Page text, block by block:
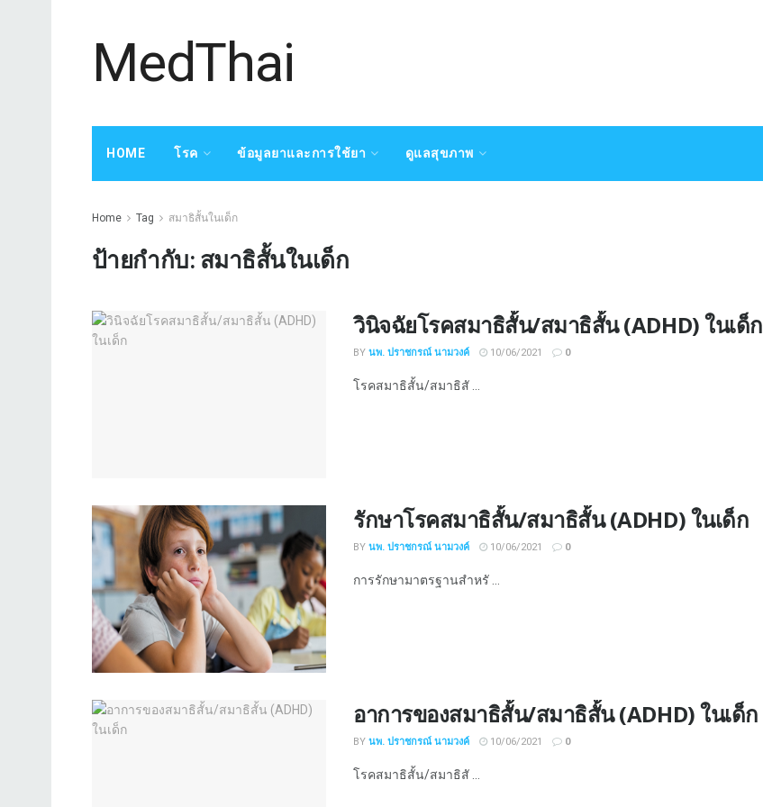
MedThai
HOME โรค ข้อมูลยาและการใช้ยา ดูแลสุขภาพ
Home Tag สมาธิสั้นในเด็ก
ป้ายกำกับ: สมาธิสั้นในเด็ก
วินิจฉัยโรคสมาธิสั้น/สมาธิสั้น (ADHD) ในเด็ก
BY นพ. ปราชกรณ์ นามวงค์ 10/06/2021 0
โรคสมาธิสั้น/สมาธิสั ...
รักษาโรคสมาธิสั้น/สมาธิสั้น (ADHD) ในเด็ก
BY นพ. ปราชกรณ์ นามวงค์ 10/06/2021 0
การรักษามาตรฐานสำหรั ...
อาการของสมาธิสั้น/สมาธิสั้น (ADHD) ในเด็ก
BY นพ. ปราชกรณ์ นามวงค์ 10/06/2021 0
โรคสมาธิสั้น/สมาธิสั ...